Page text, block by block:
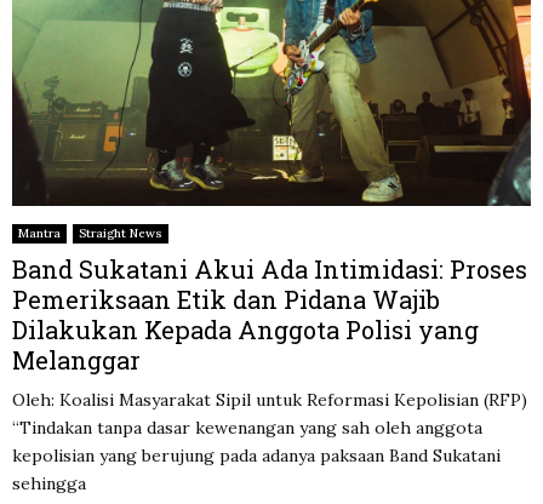
Mantra Straight News
Band Sukatani Akui Ada Intimidasi: Proses
Pemeriksaan Etik dan Pidana Wajib
Dilakukan Kepada Anggota Polisi yang
Melanggar
Oleh: Koalisi Masyarakat Sipil untuk Reformasi Kepolisian (RFP)
“Tindakan tanpa dasar kewenangan yang sah oleh anggota
kepolisian yang berujung pada adanya paksaan Band Sukatani
sehingga